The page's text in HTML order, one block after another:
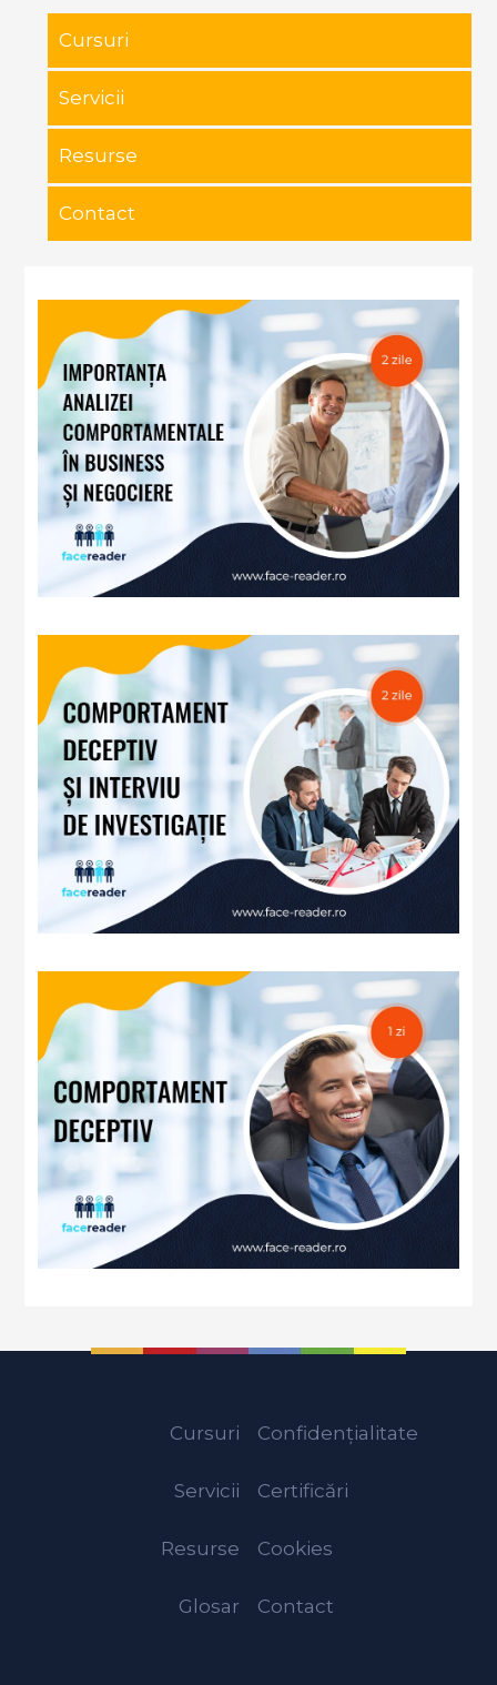
Cursuri
Servicii
Resurse
Contact
Cursuri
Servicii
Resurse
Glosar
Confidențialitate
Certificări
Cookies
Contact